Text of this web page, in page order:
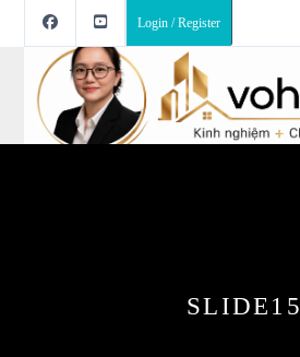
Login / Register
SLIDE15